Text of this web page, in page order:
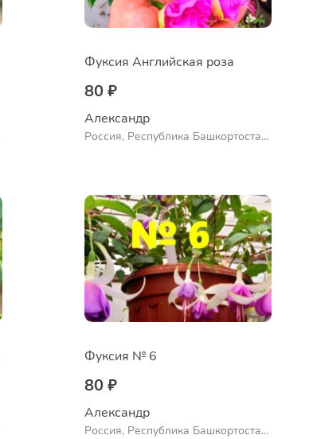
Фуксия Английская роза
80 ₽
Александр
Россия, Республика Башкортостан,
Фуксия № 6
80 ₽
Александр
Россия, Республика Башкортостан,